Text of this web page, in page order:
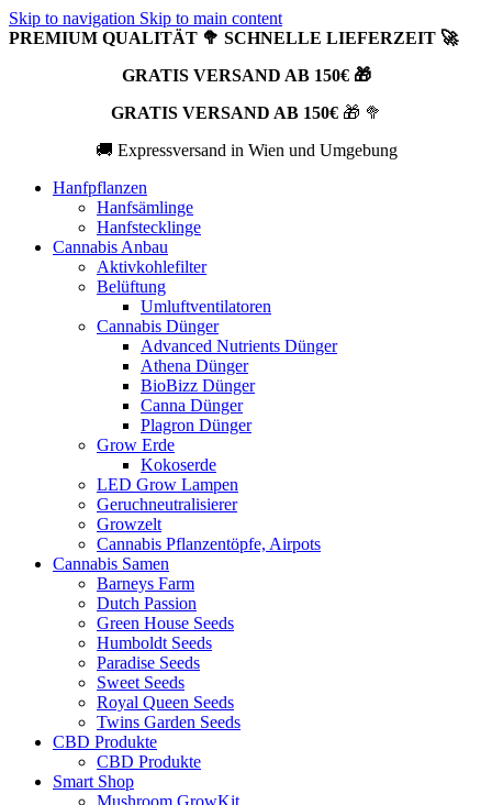
Skip to navigation Skip to main content
PREMIUM QUALITÄT 🥦 SCHNELLE LIEFERZEIT 🚀
GRATIS VERSAND AB 150€ 🎁
GRATIS VERSAND AB 150€🎁 🥦
🚚 Expressversand in Wien und Umgebung
Hanfpflanzen
Hanfsämlinge
Hanfstecklinge
Cannabis Anbau
Aktivkohlefilter
Belüftung
Umluftventilatoren
Cannabis Dünger
Advanced Nutrients Dünger
Athena Dünger
BioBizz Dünger
Canna Dünger
Plagron Dünger
Grow Erde
Kokoserde
LED Grow Lampen
Geruchneutralisierer
Growzelt
Cannabis Pflanzentöpfe, Airpots
Cannabis Samen
Barneys Farm
Dutch Passion
Green House Seeds
Humboldt Seeds
Paradise Seeds
Sweet Seeds
Royal Queen Seeds
Twins Garden Seeds
CBD Produkte
CBD Produkte
Smart Shop
Mushroom GrowKit